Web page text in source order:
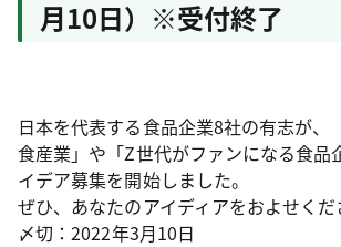
月10日）※受付終了
日本を代表する食品企業8社の有志が、
食産業」や「Z世代がファンになる食品
イデア募集を開始しました。
ぜひ、あなたのアイディアをおよせくだ
〆切：2022年3月10日